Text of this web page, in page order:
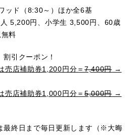
ッド（8:30～）ほか全6基
5,200円、小学生 3,500円、60歳
料
引クーポン！
売店補助券1,200円分＝ 7,400円→
売店補助券1,000円分＝ 5,000円→
最終日まで毎日更新します（※大晦